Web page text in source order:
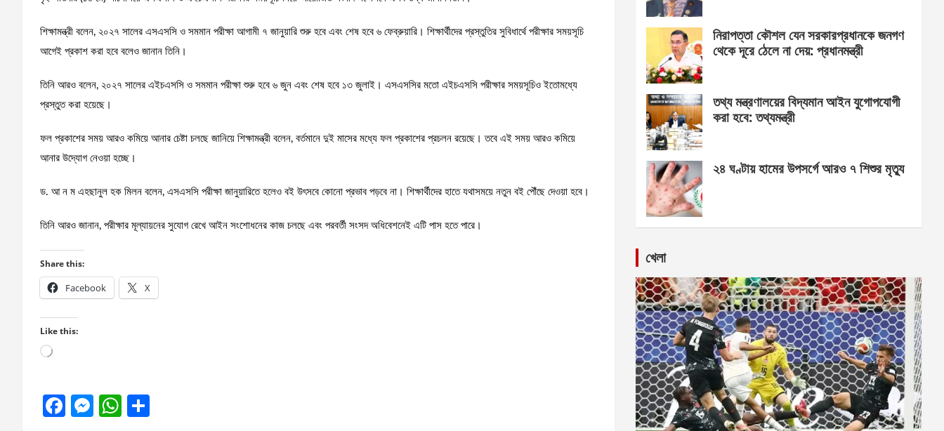
শিক্ষামন্ত্রী বলেন, ২০২৭ সালের এসএসসি ও সমমান পরীক্ষা আগামী ৭ জানুয়ারি শুরু হবে এবং শেষ হবে ৬ ফেব্রুয়ারি। শিক্ষার্থীদের প্রস্তুতির সুবিধার্থে পরীক্ষার সময়সূচি
আগেই প্রকাশ করা হবে বলেও জানান তিনি।
তিনি আরও বলেন, ২০২৭ সালের এইচএসসি ও সমমান পরীক্ষা শুরু হবে ৬ জুন এবং শেষ হবে ১৩ জুলাই। এসএসসির মতো এইচএসসি পরীক্ষার সময়সূচিও ইতোমধ্যে
প্রস্তুত করা হয়েছে।
ফল প্রকাশের সময় আরও কমিয়ে আনার চেষ্টা চলছে জানিয়ে শিক্ষামন্ত্রী বলেন, বর্তমানে দুই মাসের মধ্যে ফল প্রকাশের প্রচলন রয়েছে। তবে এই সময় আরও কমিয়ে
আনার উদ্যোগ নেওয়া হচ্ছে।
ড. আ ন ম এহছানুল হক মিলন বলেন, এসএসসি পরীক্ষা জানুয়ারিতে হলেও বই উৎসবে কোনো প্রভাব পড়বে না। শিক্ষার্থীদের হাতে যথাসময়ে নতুন বই পৌঁছে দেওয়া হবে।
তিনি আরও জানান, পরীক্ষার মূল্যায়নের সুযোগ রেখে আইন সংশোধনের কাজ চলছে এবং পরবর্তী সংসদ অধিবেশনেই এটি পাস হতে পারে।
Share this:
Facebook X
Like this:
Loading…
F
M W
নিরাপত্তা কৌশল যেন সরকারপ্রধানকে জনগণ
থেকে দূরে ঠেলে না দেয়: প্রধানমন্ত্রী
তথ্য মন্ত্রণালয়ের বিদ্যমান আইন যুগোপযোগী
করা হবে: তথ্যমন্ত্রী
২৪ ঘণ্টায় হামের উপসর্গে আরও ৭ শিশুর মৃত্যু
খেলা